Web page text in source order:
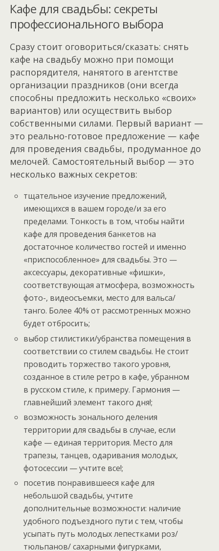
Кафе для свадьбы: секреты
профессионального выбора
Сразу стоит оговориться/сказать: снять
кафе на свадьбу можно при помощи
распорядителя, нанятого в агентстве
организации праздников (они всегда
способны предложить несколько «своих»
вариантов) или осуществить выбор
собственными силами. Первый вариант —
это реально-готовое предложение — кафе
для проведения свадьбы, продуманное до
мелочей. Самостоятельный выбор — это
несколько важных секретов:
тщательное изучение предложений,
имеющихся в вашем городе/и за его
пределами. Тонкость в том, чтобы найти
кафе для проведения банкетов на
достаточное количество гостей и именно
«приспособленное» для свадьбы. Это —
аксессуары, декоративные «фишки»,
соответствующая атмосфера, возможность
фото-, видеосъемки, место для вальса/
танго. Более 40% от рассмотренных можно
будет отбросить;
выбор стилистики/убранства помещения в
соответствии со стилем свадьбы. Не стоит
проводить торжество такого уровня,
созданное в стиле ретро в кафе, убранном
в русском стиле, к примеру. Гармония —
главнейший элемент такого дня!;
возможность зонального деления
территории для свадьбы в случае, если
кафе — единая территория. Место для
трапезы, танцев, одаривания молодых,
фотосессии — учтите все!;
посетив понравившееся кафе для
небольшой свадьбы, учтите
дополнительные возможности: наличие
удобного подъездного пути с тем, чтобы
усыпать путь молодых лепестками роз/
тюльпанов/ сахарными фигурками,